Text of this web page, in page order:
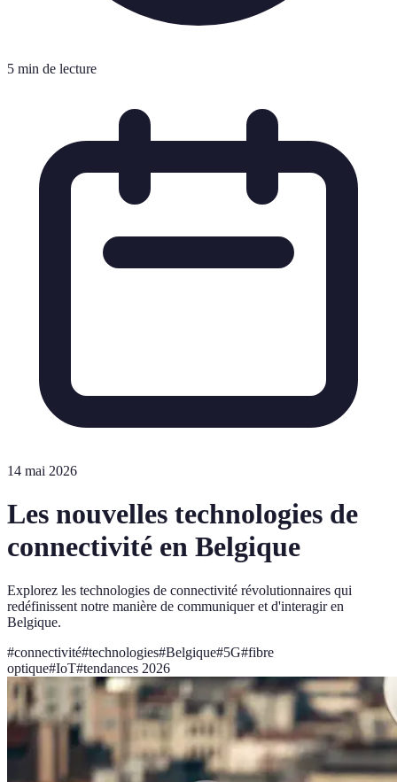
5 min de lecture
14 mai 2026
Les nouvelles technologies de
connectivité en Belgique
Explorez les technologies de connectivité révolutionnaires qui
redéfinissent notre manière de communiquer et d'interagir en
Belgique.
#connectivité#technologies#Belgique#5G#fibre
optique#IoT#tendances 2026